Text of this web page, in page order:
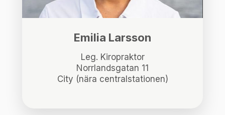
Emilia Larsson
Leg. Kiropraktor
Norrlandsgatan 11
City (nära centralstationen)